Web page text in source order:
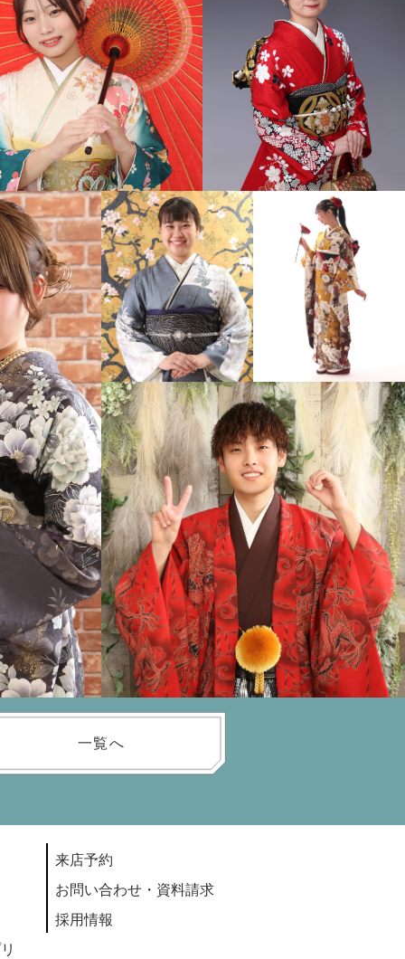
一覧へ
来店予約
お問い合わせ・資料請求
採用情報